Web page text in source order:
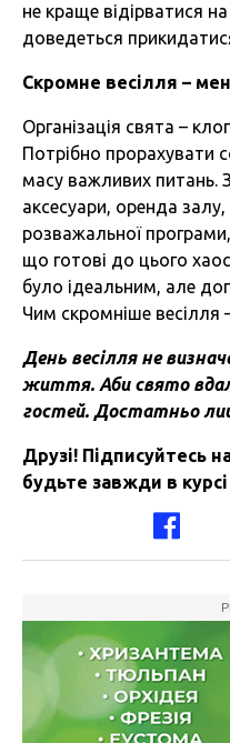
не краще відірватися
доведеться
Скромне весілля –
Організація свята –
Потрібно прорахувати
масу важливих питань.
аксесуари, оренда
розважальної
що готові до цього
було ідеальним, але
Чим скромніше
День весілля не
життя. Аби свято
гостей. Достатньо
Друзі! Підписуйтесь
будьте завжди в